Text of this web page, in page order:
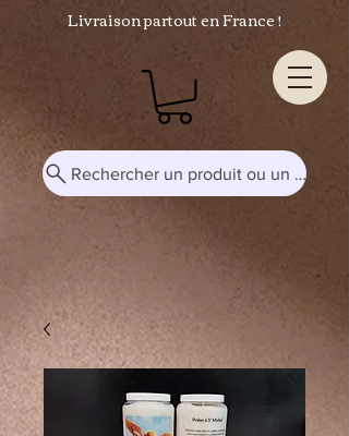
Livraison partout en France !
Rechercher un produit ou un mot-